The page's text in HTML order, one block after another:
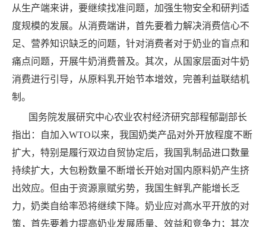
从生产端来讲，要继续找准问题，加强生物安全和研判适
度规模的发展。从消费端讲，首先要着力解决消费信心不
足、营养知识缺乏的问题，针对消费者对于奶业的盲点和
痛点问题，开展牛奶消费普及。其次，从国家层面对牛奶
消费进行引导，从原料乳开始节本增效，完善利益联结机
制。
国务院发展研究中心农业农村经济研究部程郁副部长
指出：自加入WTO以来，我国奶类产品对外开放程度不断
扩大，特别是履行双边自贸协定后，我国乳制品进口数量
持续扩大，大包粉数量不断增长开始对国内原料奶产生挤
出效应。但由于资源禀赋劣势，我国生鲜乳产能增长乏
力，奶类自给率恐将继续下降。奶业应对高水平开放的对
策，首先要着力提高奶业发展质量、效益和竞争力；其次